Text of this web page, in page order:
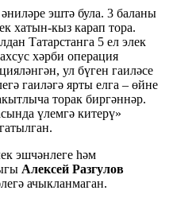
эштә була. 3 баланы
хатын-кыз карап тора.
Татарстанга 5 ел элек
хәрби операция
ул бүген гаиләсе
гаиләгә ярты елга – өйне
торак биргәннәр.
үлемгә китерү»
эшчәнлеге һәм
Алексей Разгулов
ачыкланмаган.